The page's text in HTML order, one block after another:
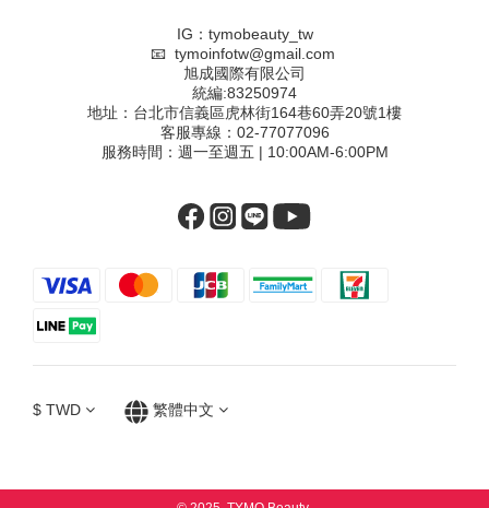
IG：tymobeauty_tw
📧 tymoinfotw@gmail.com
旭成國際有限公司
統編:83250974
地址：台北市信義區虎林街164巷60弄20號1樓
客服專線：02-77077096
服務時間：週一至週五 | 10:00AM-6:00PM
$ TWD 繁體中文